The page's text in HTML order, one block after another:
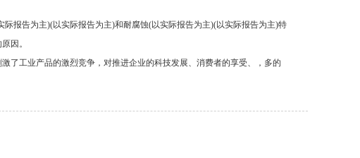
报告为主)(以实际报告为主)和耐腐蚀(以实际报告为主)(以实际报告为主)特
因。
了工业产品的激烈竞争，对推进企业的科技发展、消费者的享受、，多的